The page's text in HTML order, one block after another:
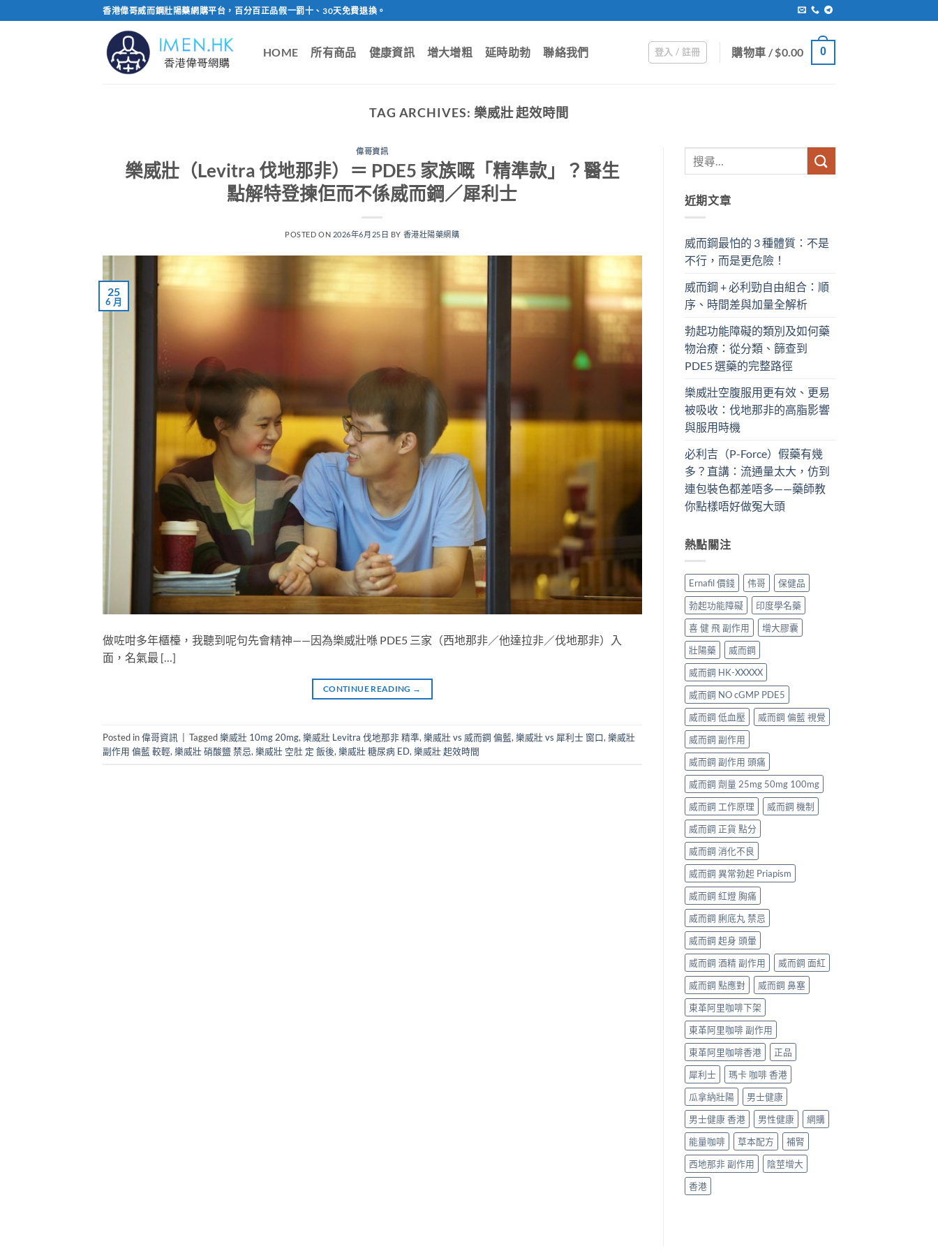
to
香港偉哥威而鋼壯陽藥網購平台，百分百正品假一罰十、30天免費退換。
HOME 所有商品 健康資訊 增大增粗 延時助勃 聯絡我們 登入 / 註冊 購物車 /$0.00 0
TAG ARCHIVES: 樂威壯 起效時間
偉哥資訊
樂威壯（Levitra 伐地那非）＝ PDE5 家族嘅「精準款」？醫生
點解特登揀佢而不係威而鋼／犀利士
POSTED ON 2026年6月25日 BY 香港壯陽藥網購
25
6 月
做咗咁多年櫃檯，我聽到呢句先會精神——因為樂威壯喺 PDE5 三家（西地那非／他達拉非／伐地那非）入
面，名氣最 […]
CONTINUE READING →
Posted in偉哥資訊 Tagged樂威壯 10mg 20mg, 樂威壯 Levitra 伐地那非 精準, 樂威壯 vs 威而鋼 偏藍, 樂威壯 vs 犀利士 窗口, 樂威壯
副作用 偏藍 較輕, 樂威壯 硝酸鹽 禁忌, 樂威壯 空肚 定 飯後, 樂威壯 糖尿病 ED, 樂威壯 起效時間
近期文章
威而鋼最怕的 3 種體質：不是
不行，而是更危險！
威而鋼 + 必利勁自由組合：順
序、時間差與加量全解析
勃起功能障礙的類別及如何藥
物治療：從分類、篩查到
PDE5 選藥的完整路徑
樂威壯空腹服用更有效、更易
被吸收：伐地那非的高脂影響
與服用時機
必利吉（P-Force）假藥有幾
多？直講：流通量太大，仿到
連包裝色都差唔多——藥師教
你點樣唔好做冤大頭
熱點關注
Ernafil 價錢 伟哥
保健品
勃起功能障礙
印度學名藥
喜 健 飛 副作用
增大膠囊
壯陽藥
威而鋼
威而鋼 HK-XXXXX
威而鋼 NO cGMP PDE5
威而鋼 低血壓
威而鋼 偏藍 視覺
威而鋼 副作用
威而鋼 副作用 頭痛
威而鋼 劑量 25mg 50mg 100mg
威而鋼 工作原理
威而鋼 機制
威而鋼 正貨 點分
威而鋼 消化不良
威而鋼 異常勃起 Priapism
威而鋼 紅燈 胸痛
威而鋼 脷底丸 禁忌
威而鋼 起身 頭暈
威而鋼 酒精 副作用
威而鋼 面紅
威而鋼 點應對
威而鋼 鼻塞
東革阿里咖啡下架
東革阿里咖啡 副作用
東革阿里咖啡香港
正品
犀利士
瑪卡 咖啡 香港
瓜拿納壯陽
男士健康
男士健康 香港
男性健康
網購
能量咖啡
草本配方
補腎
西地那非 副作用
陰莖增大
香港